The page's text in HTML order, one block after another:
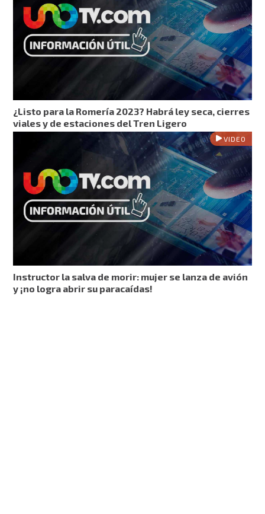
¿Listo para la Romería 2023? Habrá ley seca, cierres
viales y de estaciones del Tren Ligero
VIDEO
Instructor la salva de morir: mujer se lanza de avión
y ¡no logra abrir su paracaídas!